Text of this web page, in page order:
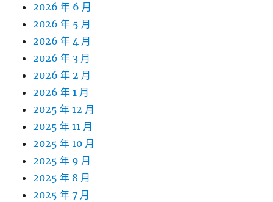
2026 年 6 月
2026 年 5 月
2026 年 4 月
2026 年 3 月
2026 年 2 月
2026 年 1 月
2025 年 12 月
2025 年 11 月
2025 年 10 月
2025 年 9 月
2025 年 8 月
2025 年 7 月